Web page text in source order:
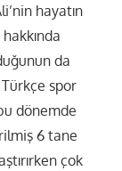
hayatın
da
spor
dönemde
6 tane
çok